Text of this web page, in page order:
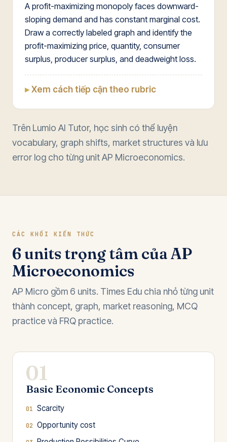
A profit-maximizing monopoly faces downward-
sloping demand and has constant marginal cost.
Draw a correctly labeled graph and identify the
profit-maximizing price, quantity, consumer
surplus, producer surplus, and deadweight loss.
Xem cách tiếp cận theo rubric
Trên Lumio AI Tutor, học sinh có thể luyện
vocabulary, graph shifts, market structures và lưu
error log cho từng unit AP Microeconomics.
CÁC KHỐI KIẾN THỨC
6 units trọng tâm của AP
Microeconomics
AP Micro gồm 6 units. Times Edu chia nhỏ từng unit
thành concept, graph, market reasoning, MCQ
practice và FRQ practice.
01
Basic Economic Concepts
Scarcity
Opportunity cost